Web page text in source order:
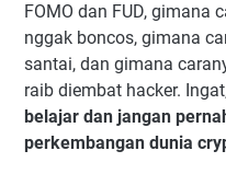
FOMO dan FUD, gimana
nggak boncos, gimana
santai, dan gimana
raib diembat hacker.
belajar dan jangan
perkembangan dunia